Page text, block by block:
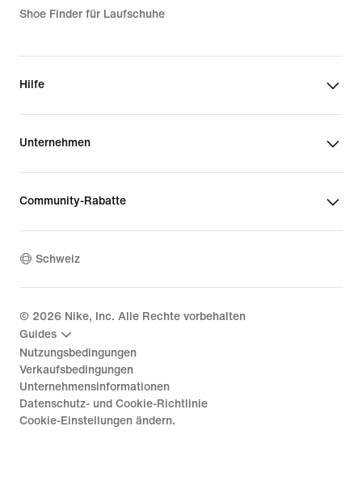
Shoe Finder für Laufschuhe
Hilfe
Unternehmen
Community-Rabatte
Schweiz
© 2026 Nike, Inc. Alle Rechte vorbehalten
Guides
Nutzungsbedingungen
Verkaufsbedingungen
Unternehmensinformationen
Datenschutz- und Cookie-Richtlinie
Cookie-Einstellungen ändern.